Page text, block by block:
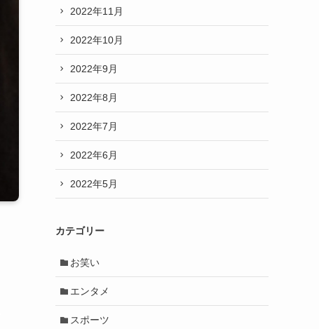
2022年11月
2022年10月
2022年9月
2022年8月
2022年7月
2022年6月
2022年5月
カテゴリー
お笑い
エンタメ
スポーツ